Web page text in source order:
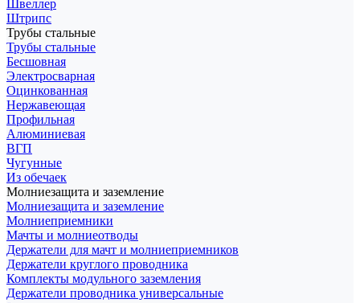
Швеллер
Штрипс
Трубы стальные
Трубы стальные
Бесшовная
Электросварная
Оцинкованная
Нержавеющая
Профильная
Алюминиевая
ВГП
Чугунные
Из обечаек
Молниезащита и заземление
Молниезащита и заземление
Молниеприемники
Мачты и молниеотводы
Держатели для мачт и молниеприемников
Держатели круглого проводника
Комплекты модульного заземления
Держатели проводника универсальные